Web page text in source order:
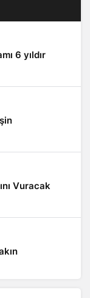
6 yıldır
Vuracak